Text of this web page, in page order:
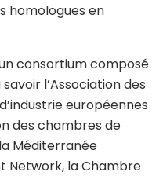
homologues en
consortium composé
l’Association des
européennes
des chambres de
Méditerranée
Network, la Chambre